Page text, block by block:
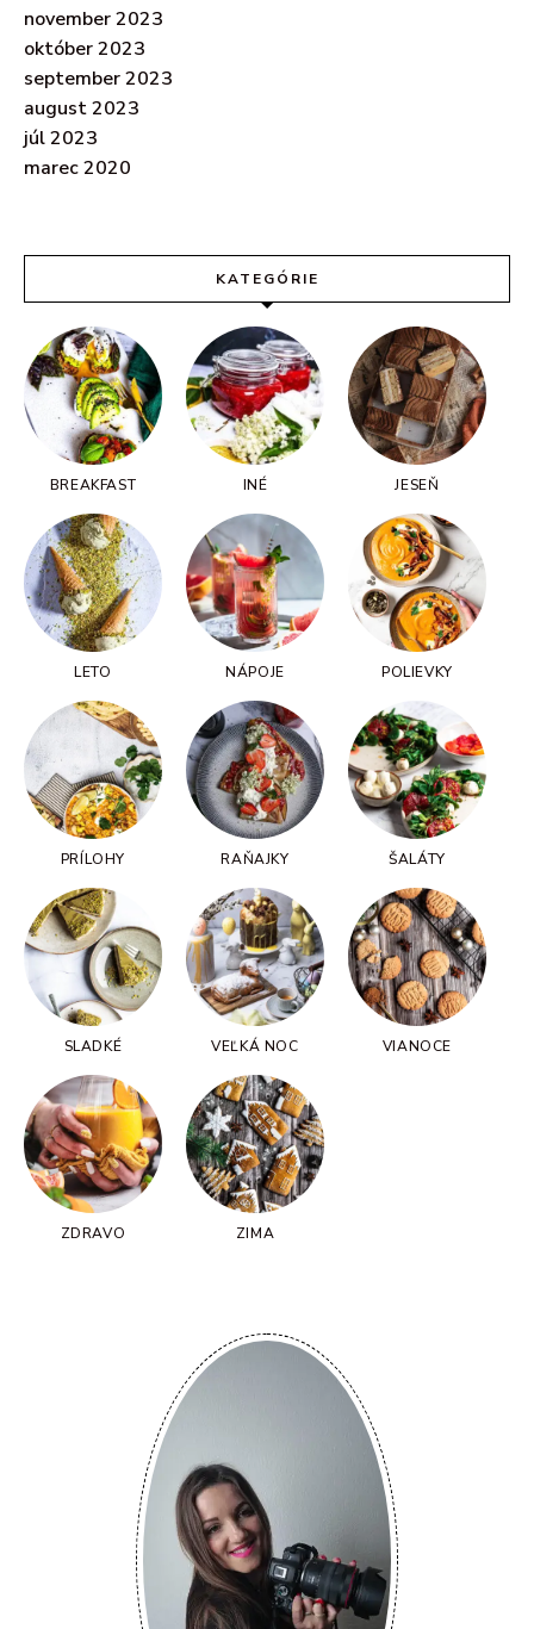
november 2023
október 2023
september 2023
august 2023
júl 2023
marec 2020
KATEGÓRIE
BREAKFAST INÉ JESEŇ
LETO NÁPOJE POLIEVKY
PRÍLOHY RAŇAJKY ŠALÁTY
SLADKÉ VEĽKÁ NOC VIANOCE
ZDRAVO ZIMA